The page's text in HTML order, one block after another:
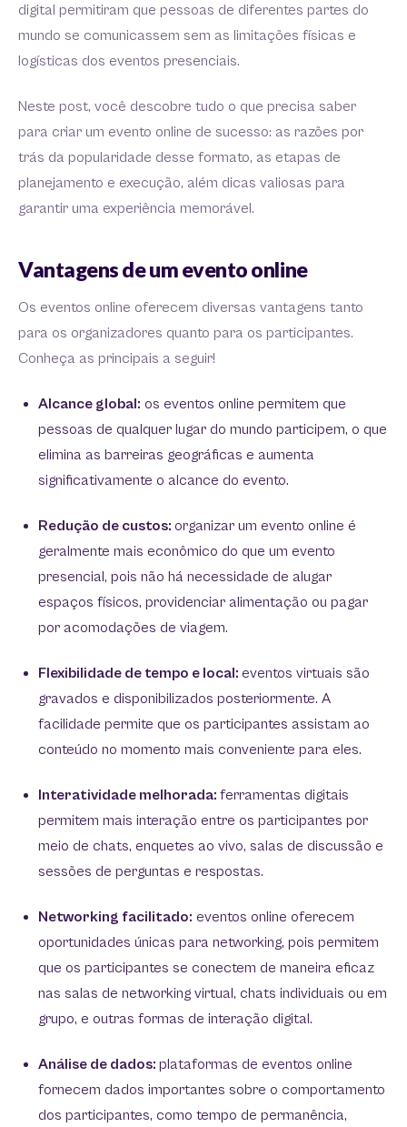
digital permitiram que pessoas de diferentes partes do
mundo se comunicassem sem as limitações físicas e
logísticas dos eventos presenciais.
Neste post, você descobre tudo o que precisa saber
para criar um evento online de sucesso: as razões por
trás da popularidade desse formato, as etapas de
planejamento e execução, além dicas valiosas para
garantir uma experiência memorável.
Vantagens de um evento online
Os eventos online oferecem diversas vantagens tanto
para os organizadores quanto para os participantes.
Conheça as principais a seguir!
Alcance global: os eventos online permitem que
pessoas de qualquer lugar do mundo participem, o que
elimina as barreiras geográficas e aumenta
significativamente o alcance do evento.
Redução de custos: organizar um evento online é
geralmente mais econômico do que um evento
presencial, pois não há necessidade de alugar
espaços físicos, providenciar alimentação ou pagar
por acomodações de viagem.
Flexibilidade de tempo e local: eventos virtuais são
gravados e disponibilizados posteriormente. A
facilidade permite que os participantes assistam ao
conteúdo no momento mais conveniente para eles.
Interatividade melhorada: ferramentas digitais
permitem mais interação entre os participantes por
meio de chats, enquetes ao vivo, salas de discussão e
sessões de perguntas e respostas.
Networking facilitado: eventos online oferecem
oportunidades únicas para networking, pois permitem
que os participantes se conectem de maneira eficaz
nas salas de networking virtual, chats individuais ou em
grupo, e outras formas de interação digital.
Análise de dados: plataformas de eventos online
fornecem dados importantes sobre o comportamento
dos participantes, como tempo de permanência,